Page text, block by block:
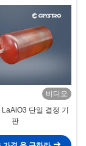
비디오
LaAlO3 단일 결정 기
판